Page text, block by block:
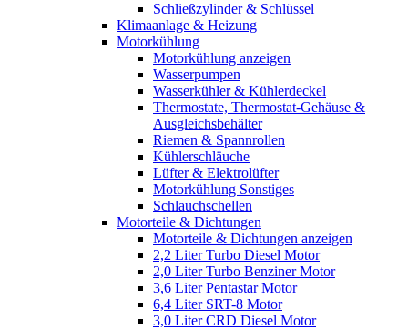
Schließzylinder & Schlüssel
Klimaanlage & Heizung
Motorkühlung
Motorkühlung anzeigen
Wasserpumpen
Wasserkühler & Kühlerdeckel
Thermostate, Thermostat-Gehäuse &
Ausgleichsbehälter
Riemen & Spannrollen
Kühlerschläuche
Lüfter & Elektrolüfter
Motorkühlung Sonstiges
Schlauchschellen
Motorteile & Dichtungen
Motorteile & Dichtungen anzeigen
2,2 Liter Turbo Diesel Motor
2,0 Liter Turbo Benziner Motor
3,6 Liter Pentastar Motor
6,4 Liter SRT-8 Motor
3,0 Liter CRD Diesel Motor